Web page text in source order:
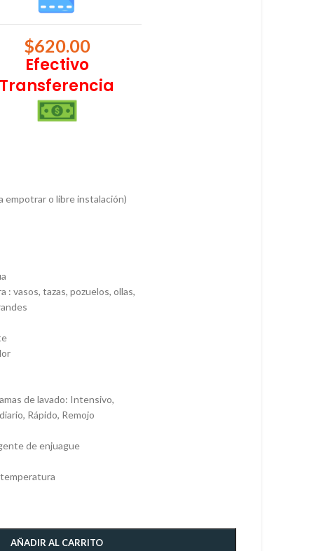
$620.00
Efectivo
Transferencia
empotrar o libre instalación)
: vasos, tazas, pozuelos, ollas,
de lavado: Intensivo,
Rápido, Remojo
de enjuague
AÑADIR AL CARRITO